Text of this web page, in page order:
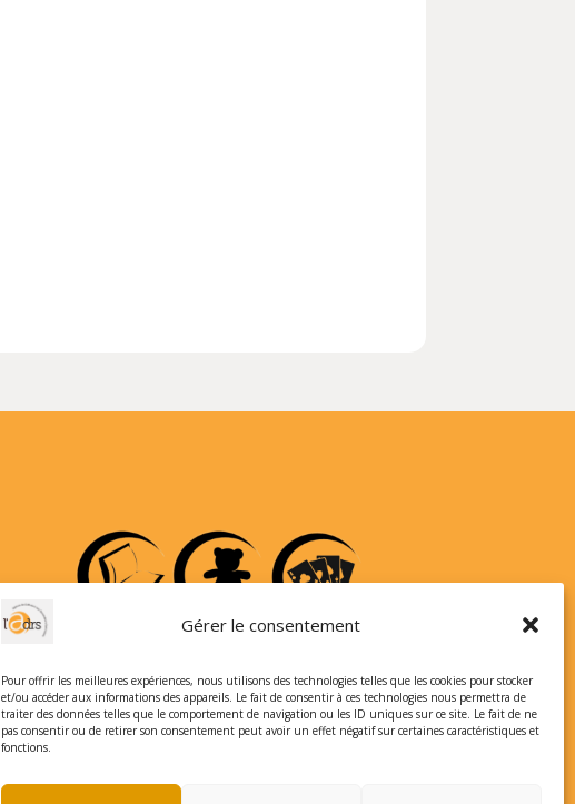
Gérer le consentement
Pour offrir les meilleures expériences, nous utilisons des technologies telles que les cookies pour stocker
et/ou accéder aux informations des appareils. Le fait de consentir à ces technologies nous permettra de
traiter des données telles que le comportement de navigation ou les ID uniques sur ce site. Le fait de ne
pas consentir ou de retirer son consentement peut avoir un effet négatif sur certaines caractéristiques et
fonctions.